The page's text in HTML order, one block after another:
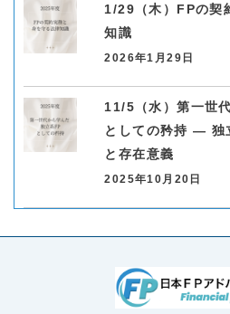
1/29（木）FPの契
知識
2026年1月29日
11/5（水）第一世
としての矜持 ― 独
と存在意義
2025年10月20日